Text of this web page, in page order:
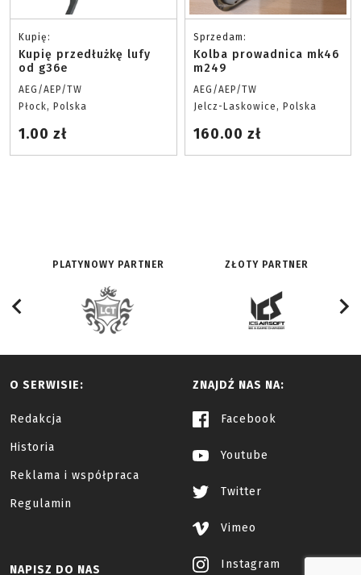
Kupię:
Kupię przedłużkę lufy
od g36e
AEG/AEP/TW
Płock, Polska
1.00 zł
Sprzedam:
Kolba prowadnica mk46
m249
AEG/AEP/TW
Jelcz-Laskowice, Polska
160.00 zł
PLATYNOWY PARTNER ZŁOTY PARTNER
O SERWISIE:
Redakcja
Historia
Reklama i współpraca
Regulamin
ZNAJDŹ NAS NA:
Facebook
Youtube
Twitter
Vimeo
Instagram
NAPISZ DO NAS